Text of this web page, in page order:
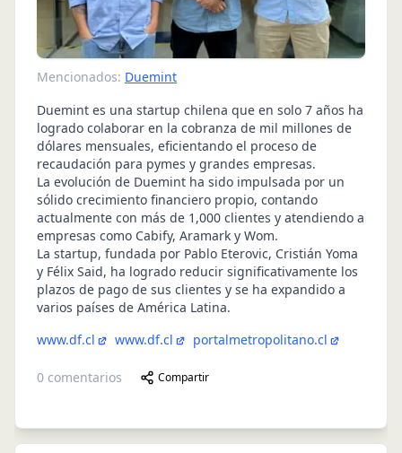
Mencionados: Duemint
Duemint es una startup chilena que en solo 7 años ha
logrado colaborar en la cobranza de mil millones de
dólares mensuales, eficientando el proceso de
recaudación para pymes y grandes empresas.
La evolución de Duemint ha sido impulsada por un
sólido crecimiento financiero propio, contando
actualmente con más de 1,000 clientes y atendiendo a
empresas como Cabify, Aramark y Wom.
La startup, fundada por Pablo Eterovic, Cristián Yoma
y Félix Said, ha logrado reducir significativamente los
plazos de pago de sus clientes y se ha expandido a
varios países de América Latina.
www.df.cl
www.df.cl portalmetropolitano.cl
0 comentarios Compartir